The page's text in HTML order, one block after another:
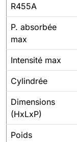
R455A
P. absorbée
max
Intensité max
Cylindrée
Dimensions
(HxLxP)
Poids